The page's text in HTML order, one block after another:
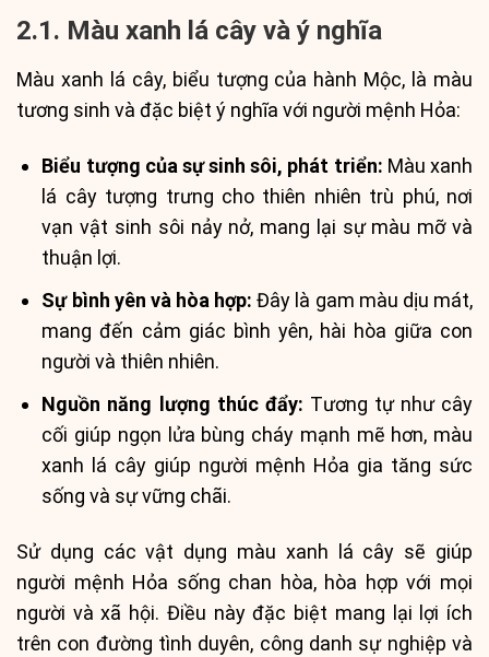
2.1. Màu xanh lá cây và ý nghĩa
Màu xanh lá cây, biểu tượng của hành Mộc, là màu
tương sinh và đặc biệt ý nghĩa với người mệnh Hỏa:
Biểu tượng của sự sinh sôi, phát triển: Màu xanh
lá cây tượng trưng cho thiên nhiên trù phú, nơi
vạn vật sinh sôi nảy nở, mang lại sự màu mỡ và
thuận lợi.
Sự bình yên và hòa hợp: Đây là gam màu dịu mát,
mang đến cảm giác bình yên, hài hòa giữa con
người và thiên nhiên.
Nguồn năng lượng thúc đẩy: Tương tự như cây
cối giúp ngọn lửa bùng cháy mạnh mẽ hơn, màu
xanh lá cây giúp người mệnh Hỏa gia tăng sức
sống và sự vững chãi.
Sử dụng các vật dụng màu xanh lá cây sẽ giúp
người mệnh Hỏa sống chan hòa, hòa hợp với mọi
người và xã hội. Điều này đặc biệt mang lại lợi ích
trên con đường tình duyên, công danh sự nghiệp và